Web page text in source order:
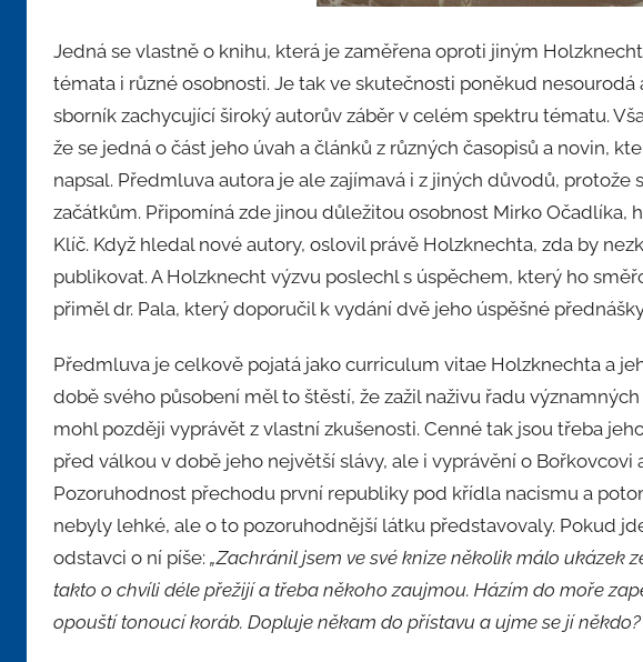
Jedná se vlastně o knihu, která je zaměřena oproti jiným
témata i různé osobnosti. Je tak ve skutečnosti poněkud nesourodá
sborník zachycující široký autorův záběr v celém spektru tématu.
že se jedná o část jeho úvah a článků z různých časopisů a novin,
napsal. Předmluva autora je ale zajímavá i z jiných důvodů, protože
začátkům. Připomíná zde jinou důležitou osobnost Mirko Očadlíka,
Klíč. Když hledal nové autory, oslovil právě Holzknechta, zda by
publikovat. A Holzknecht výzvu poslechl s úspěchem, který ho
přiměl dr. Pala, který doporučil k vydání dvě jeho úspěšné
Předmluva je celkově pojatá jako curriculum vitae Holzknechta a
době svého působení měl to štěstí, že zažil naživu řadu
mohl později vyprávět z vlastní zkušenosti. Cenné tak jsou třeba
před válkou v době jeho největší slávy, ale i vyprávění o Bořkovcovi
Pozoruhodnost přechodu první republiky pod křídla nacismu a
nebyly lehké, ale o to pozoruhodnější látku představovaly. Pokud
odstavci o ní píše: „Zachránil jsem ve své knize několik málo ukázek
takto o chvíli déle přežijí a třeba někoho zaujmou. Házím do moře
opouští tonoucí koráb. Dopluje někam do přístavu a ujme se jí někdo?